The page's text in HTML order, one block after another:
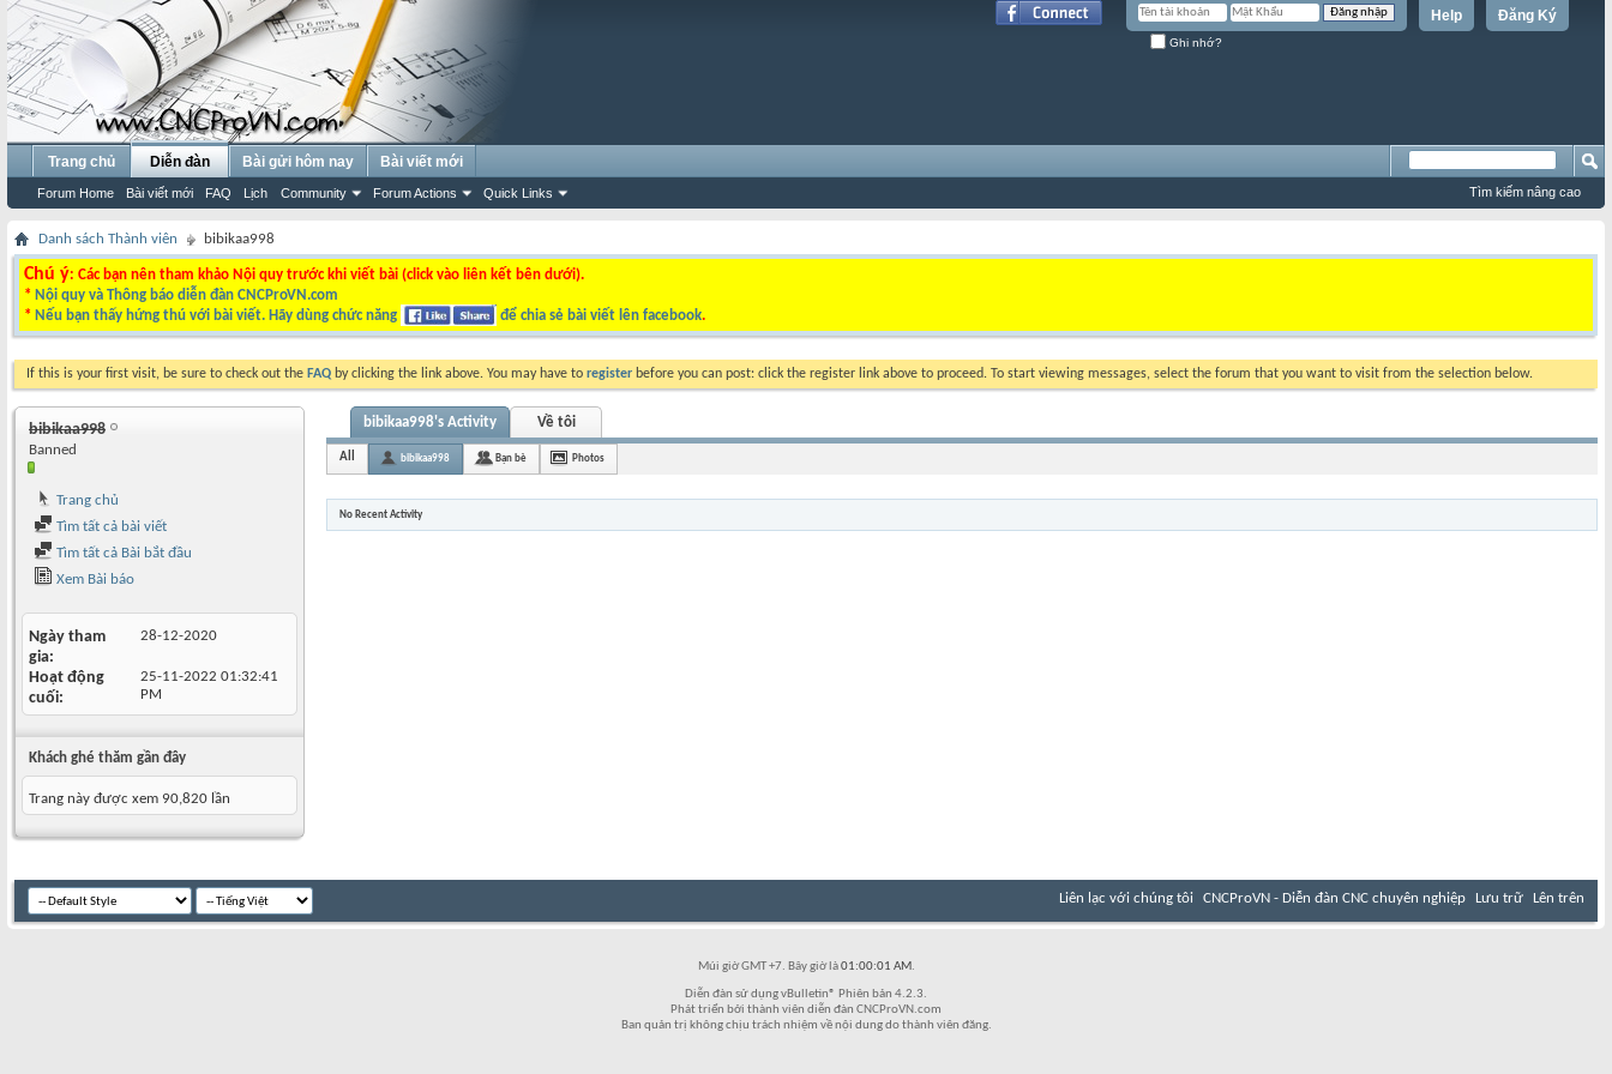
Đăng Ký
Help
Ghi nhớ?
Trang chủ Diễn đàn
Forum Home Bài viết mới FAQ Lịch Community Forum Actions Quick Links
Bài gửi hôm nay Bài viết mới
Tìm kiếm nâng cao
Danh sách Thành viên bibikaa998
Chú ý: Các bạn nên tham khảo Nội quy trước khi viết bài (click vào liên kết bên dưới).
* Nội quy và Thông báo diễn đàn CNCProVN.com
* Nếu bạn thấy hứng thú với bài viết. Hãy dùng chức năng để chia sẻ bài viết lên facebook.
If this is your first visit, be sure to check out the FAQ by clicking the link above. You may have to register before you can post: click the register link above to proceed. To start viewing messages, select the forum that you want to visit from the selection below.
bibikaa998
Banned
Trang chủ
Tìm tất cả bài viết
Tìm tất cả Bài bắt đầu
Xem Bài báo
Ngày tham
gia
28-12-2020
Hoạt động
cuối
25-11-2022 01:32:41
PM
Khách ghé thăm gần đây
Trang này được xem 90,820 lần
bibikaa998's Activity Về tôi
All bibikaa998 Bạn bè Photos
No Recent Activity
Liên lạc với chúng tôi CNCProVN - Diễn đàn CNC chuyên nghiệp Lưu trữ Lên trên
Múi giờ GMT +7. Bây giờ là01:00:01 AM.
Diễn đàn sử dụng vBulletin® Phiên bản 4.2.3.
Phát triển bởi thành viên diễn đàn CNCProVN.com
Ban quản trị không chịu trách nhiệm về nội dung do thành viên đăng.